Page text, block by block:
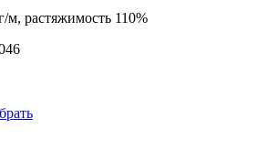
м, растяжимость 110%